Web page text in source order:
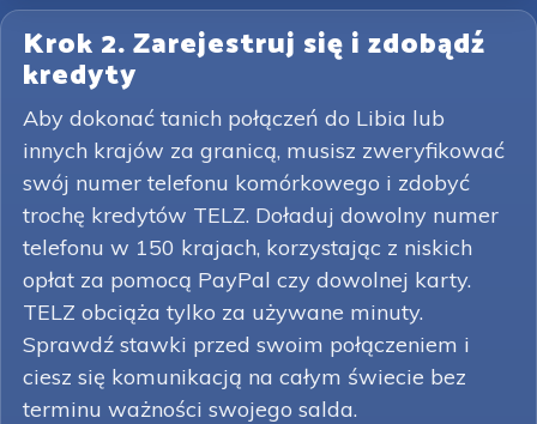
Krok 2. Zarejestruj się i zdobądź
kredyty
Aby dokonać tanich połączeń do Libia lub
innych krajów za granicą, musisz zweryfikować
swój numer telefonu komórkowego i zdobyć
trochę kredytów TELZ. Doładuj dowolny numer
telefonu w 150 krajach, korzystając z niskich
opłat za pomocą PayPal czy dowolnej karty.
TELZ obciąża tylko za używane minuty.
Sprawdź stawki przed swoim połączeniem i
ciesz się komunikacją na całym świecie bez
terminu ważności swojego salda.